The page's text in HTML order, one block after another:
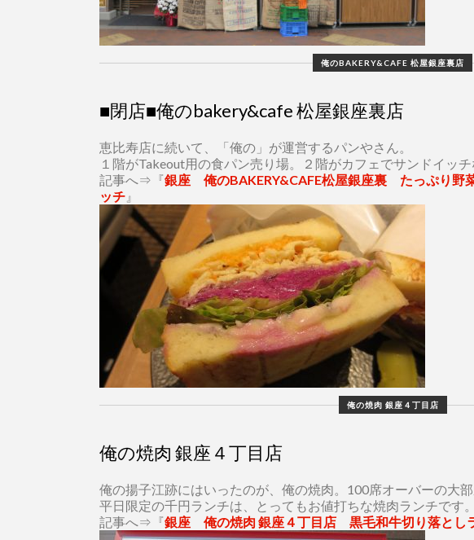
俺のBAKERY&CAFE 松屋銀座裏店
■閉店■俺のbakery&cafe 松屋銀座裏店
恵比寿店に続いて、「俺の」が運営するパンやさん。
１階がTakeout用の食パン売り場。２階がカフェでサンドイッチ
記事へ⇒『銀座 俺のBAKERY&CAFE松屋銀座裏 たっぷり野
ッチ 』
俺の焼肉 銀座４丁目店
俺の焼肉 銀座４丁目店
俺の揚子江跡にはいったのが、俺の焼肉。100席オーバーの大部
平日限定の千円ランチは、とってもお値打ちな焼肉ランチです。
記事へ⇒『銀座 俺の焼肉 銀座４丁目店 黒毛和牛切り落とし